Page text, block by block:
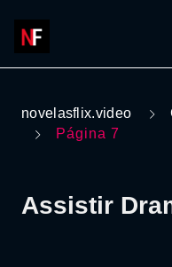
novelasflix.video
Página 7
Assistir